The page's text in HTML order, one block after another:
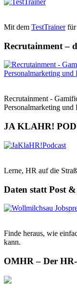
Mit dem TestTrainerfür
Recrutainment –
Recrutainment -
Personalmarketing und
JA KLAHR!
Lerne, HR auf die
Daten statt Post
Finde heraus, wie
kann.
OMHR – Der